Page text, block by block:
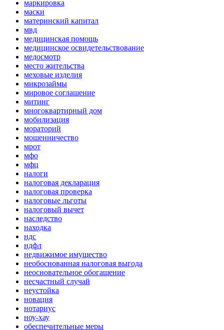
маркировка
маски
материнский капитал
мвд
медицинская помощь
медицинское освидетельствование
медосмотр
место жительства
меховые изделия
микрозаймы
мировое соглашение
митинг
многоквартирный дом
мобилизация
мораторий
мошенничество
мрот
мфо
мфц
налоги
налоговая декларация
налоговая проверка
налоговые льготы
налоговый вычет
наследство
находка
ндс
ндфл
недвижимое имущество
необоснованная налоговая выгода
неосновательное обогащение
несчастный случай
неустойка
новация
нотариус
ноу-хау
обеспечительные меры